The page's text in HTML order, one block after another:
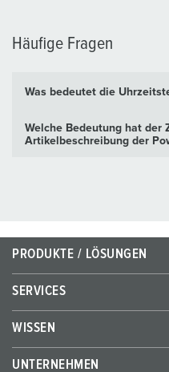
Häufige Fragen
Was bedeutet die
Welche Bedeutung hat der
Artikelbeschreibung der
PRODUKTE / LÖSUNGEN
SERVICES
WISSEN
UNTERNEHMEN